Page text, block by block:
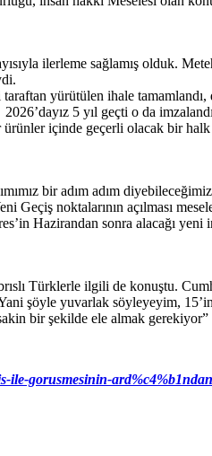
ilerleme sağlamış olduk.
yürütülen ihale
5 yıl geçti o da
içinde geçerli olacak bir
bir adım adım
Geçiş noktalarının açılması
Hazirandan sonra alacağı
Türklerle ilgili de konuştu.
şöyle yuvarlak söyleyeyim,
bir şekilde ele almak gerekiyor”
ile-gorusmesinin-